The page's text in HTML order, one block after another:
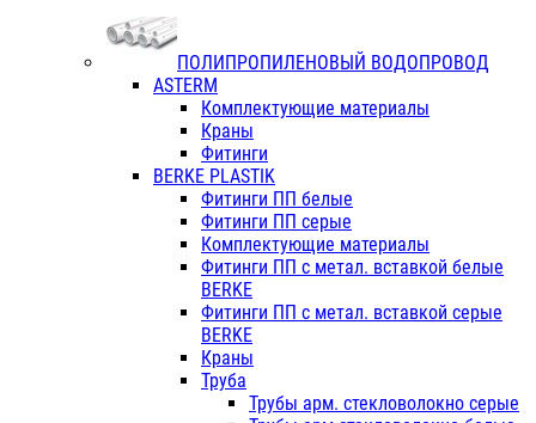
ПОЛИПРОПИЛЕНОВЫЙ ВОДОПРОВОД
ASTERM
Комплектующие материалы
Краны
Фитинги
BERKE PLASTIK
Фитинги ПП белые
Фитинги ПП серые
Комплектующие материалы
Фитинги ПП с метал. вставкой белые
BERKE
Фитинги ПП с метал. вставкой серые
BERKE
Краны
Труба
Трубы арм. стекловолокно серые